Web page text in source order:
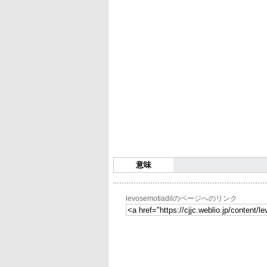
意味
levosemotiadilのページへのリンク